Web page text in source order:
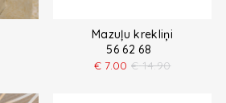
Mazuļu krekliņi
56 62 68
€ 7.00 € 14.90